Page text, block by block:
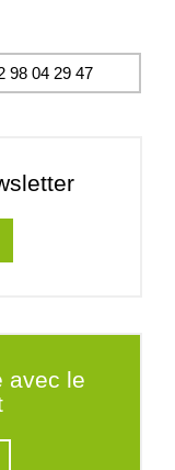
98 04 29 47
avec le